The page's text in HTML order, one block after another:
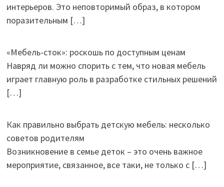
интерьеров. Это неповторимый образ, в котором
поразительным […]
«Мебель-сток»: роскошь по доступным ценам
Навряд ли можно спорить с тем, что новая мебель
играет главную роль в разработке стильных решений
[…]
Как правильно выбрать детскую мебель: несколько
советов родителям
Возникновение в семье деток – это очень важное
мероприятие, связанное, все таки, не только с […]